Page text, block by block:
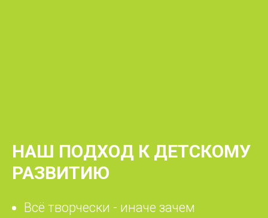
НАШ ПОДХОД К ДЕТСКОМУ
РАЗВИТИЮ
Всё творчески - иначе зачем